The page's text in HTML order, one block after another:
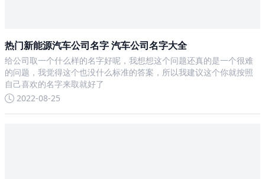
热门新能源汽车公司名字 汽车公司名字大全
给公司取一个什么样的名字好呢，我想想这个问题还真的是一个很难
的问题，我觉得这个也没什么标准的答案，所以我建议这个你就按照
自己喜欢的名字来取就好了
2022-08-25